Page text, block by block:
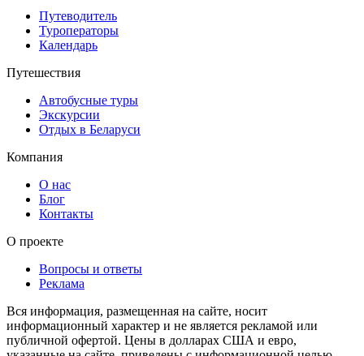
Путеводитель
Туроператоры
Календарь
Путешествия
Автобусные туры
Экскурсии
Отдых в Беларуси
Компания
О нас
Блог
Контакты
О проекте
Вопросы и ответы
Реклама
Вся информация, размещенная на сайте, носит
информационный характер и не является рекламой или
публичной офертой. Цены в долларах США и евро,